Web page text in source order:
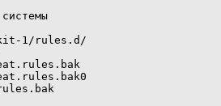
1/rules.d/